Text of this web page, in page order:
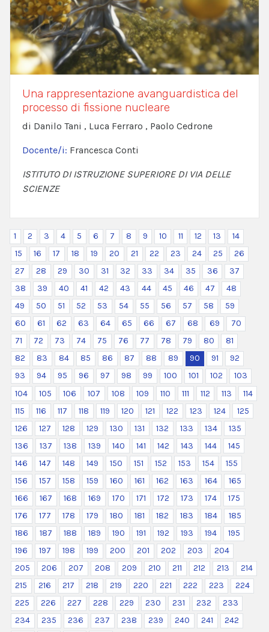
Una rappresentazione avanguardistica del
processo di fissione nucleare
di Danilo Tani , Luca Ferraro , Paolo Cedrone
Docente/i: Francesca Conti
ISTITUTO DI ISTRUZIONE SUPERIORE DI VIA DELLE
SCIENZE
1 2 3 4 5 6 7 8 9 10 11 12 13
14
15
16 17 18 19 20 21 22 23 24 25
26
27
28 29 30 31 32 33 34 35 36
37
38
39 40 41 42 43 44 45 46 47
48
49
50 51 52 53 54 55 56 57 58
59
60
61 62 63 64 65 66 67 68 69
70
71
72 73 74 75 76 77 78 79 80
81
82
83 84 85 86 87 88 89 90 91
92
93
94 95 96 97 98 99 100 101 102
103
104
105 106 107 108 109 110 111 112 113
114
115
116 117 118 119 120 121 122 123 124
125
126
127 128 129 130 131 132 133 134
135
136
137 138 139 140 141 142 143 144
145
146
147 148 149 150 151 152 153 154
155
156
157 158 159 160 161 162 163 164
165
166
167 168 169 170 171 172 173 174
175
176
177 178 179 180 181 182 183 184
185
186
187 188 189 190 191 192 193 194
195
196
197 198 199 200 201 202 203
204
205
206 207 208 209 210 211 212 213
214
215
216 217 218 219 220 221 222 223
224
225
226 227 228 229 230 231 232
233
234
235 236 237 238 239 240 241 242